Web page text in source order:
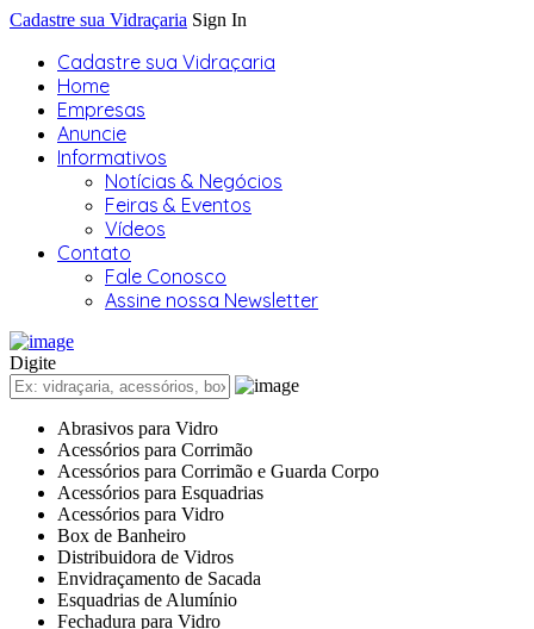
Cadastre sua Vidraçaria Sign In
Cadastre sua Vidraçaria
Home
Empresas
Anuncie
Informativos
Notícias & Negócios
Feiras & Eventos
Vídeos
Contato
Fale Conosco
Assine nossa Newsletter
Digite
Abrasivos para Vidro
Acessórios para Corrimão
Acessórios para Corrimão e Guarda Corpo
Acessórios para Esquadrias
Acessórios para Vidro
Box de Banheiro
Distribuidora de Vidros
Envidraçamento de Sacada
Esquadrias de Alumínio
Fechadura para Vidro